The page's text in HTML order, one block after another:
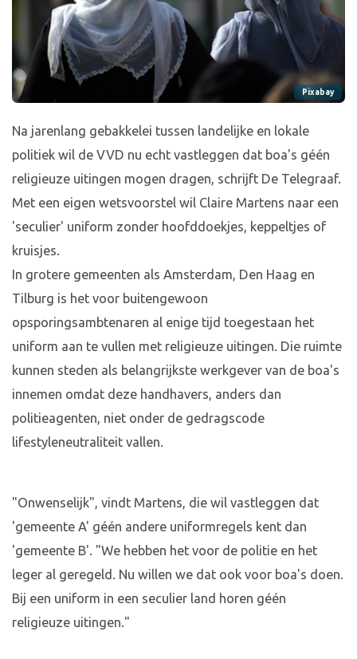
Pixabay
Na jarenlang gebakkelei tussen landelijke en lokale
politiek wil de VVD nu echt vastleggen dat boa's géén
religieuze uitingen mogen dragen, schrijft De Telegraaf.
Met een eigen wetsvoorstel wil Claire Martens naar een
'seculier' uniform zonder hoofddoekjes, keppeltjes of
kruisjes.
In grotere gemeenten als Amsterdam, Den Haag en
Tilburg is het voor buitengewoon
opsporingsambtenaren al enige tijd toegestaan het
uniform aan te vullen met religieuze uitingen. Die ruimte
kunnen steden als belangrijkste werkgever van de boa's
innemen omdat deze handhavers, anders dan
politieagenten, niet onder de gedragscode
lifestyleneutraliteit vallen.
"Onwenselijk", vindt Martens, die wil vastleggen dat
'gemeente A' géén andere uniformregels kent dan
'gemeente B'. "We hebben het voor de politie en het
leger al geregeld. Nu willen we dat ook voor boa's doen.
Bij een uniform in een seculier land horen géén
religieuze uitingen."